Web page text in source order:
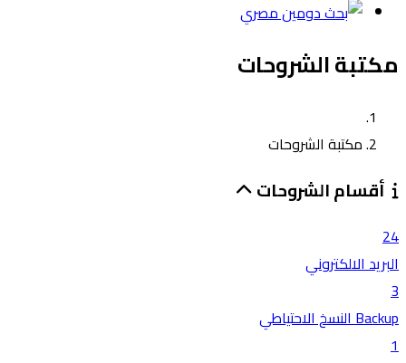
مكتبة الشروحات
مكتبة الشروحات
أقسام الشروحات
24
البريد الالكتروني
3
Backup النسخ الاحتياطي
1